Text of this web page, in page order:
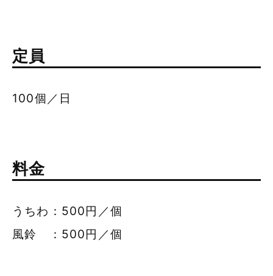
定員
100個／日
料金
うちわ：500円／個
風鈴 ：500円／個